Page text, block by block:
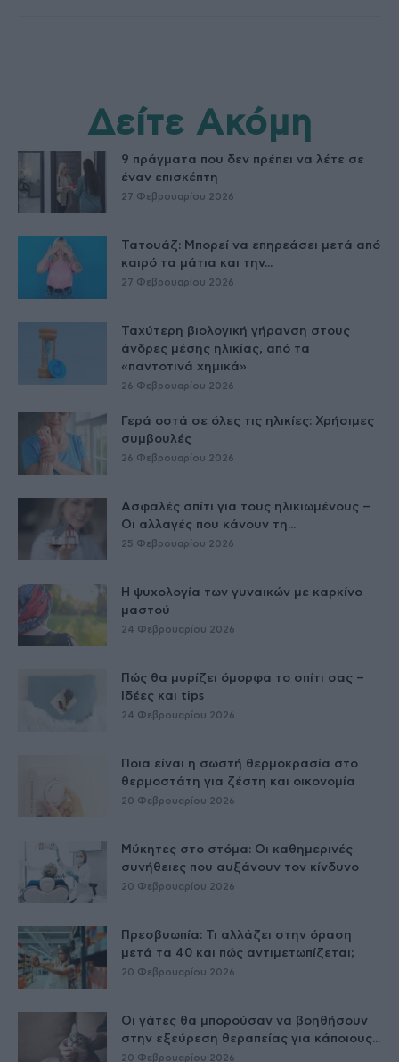
Δείτε Ακόμη
9 πράγματα που δεν πρέπει να λέτε σε
έναν επισκέπτη
27 Φεβρουαρίου 2026
Τατουάζ: Μπορεί να επηρεάσει μετά από
καιρό τα μάτια και την...
27 Φεβρουαρίου 2026
Ταχύτερη βιολογική γήρανση στους
άνδρες μέσης ηλικίας, από τα
«παντοτινά χημικά»
26 Φεβρουαρίου 2026
Γερά οστά σε όλες τις ηλικίες: Χρήσιμες
συμβουλές
26 Φεβρουαρίου 2026
Ασφαλές σπίτι για τους ηλικιωμένους –
Οι αλλαγές που κάνουν τη...
25 Φεβρουαρίου 2026
Η ψυχολογία των γυναικών με καρκίνο
μαστού
24 Φεβρουαρίου 2026
Πώς θα μυρίζει όμορφα το σπίτι σας –
Ιδέες και tips
24 Φεβρουαρίου 2026
Ποια είναι η σωστή θερμοκρασία στο
θερμοστάτη για ζέστη και οικονομία
20 Φεβρουαρίου 2026
Μύκητες στο στόμα: Οι καθημερινές
συνήθειες που αυξάνουν τον κίνδυνο
20 Φεβρουαρίου 2026
Πρεσβυωπία: Τι αλλάζει στην όραση
μετά τα 40 και πώς αντιμετωπίζεται;
20 Φεβρουαρίου 2026
Οι γάτες θα μπορούσαν να βοηθήσουν
στην εξεύρεση θεραπείας για κάποιους...
20 Φεβρουαρίου 2026